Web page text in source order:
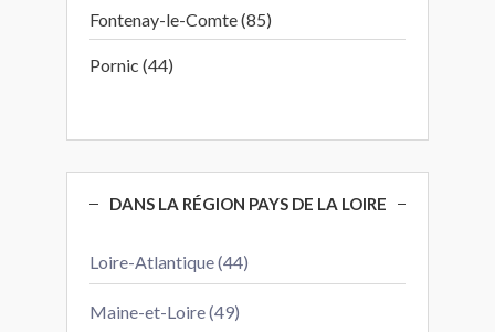
Fontenay-le-Comte (85)
Pornic (44)
DANS LA RÉGION PAYS DE LA LOIRE
Loire-Atlantique (44)
Maine-et-Loire (49)